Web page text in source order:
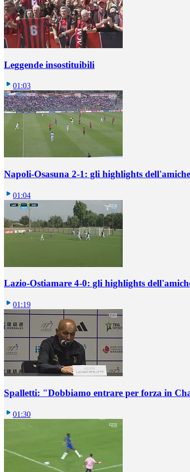
Leggende insostituibili
01:03
Napoli-Osasuna 2-1: gli highlights
01:04
Lazio-Ostiamare 4-0: gli highlights
01:19
Spalletti: "Dobbiamo entrare per forza in
01:30